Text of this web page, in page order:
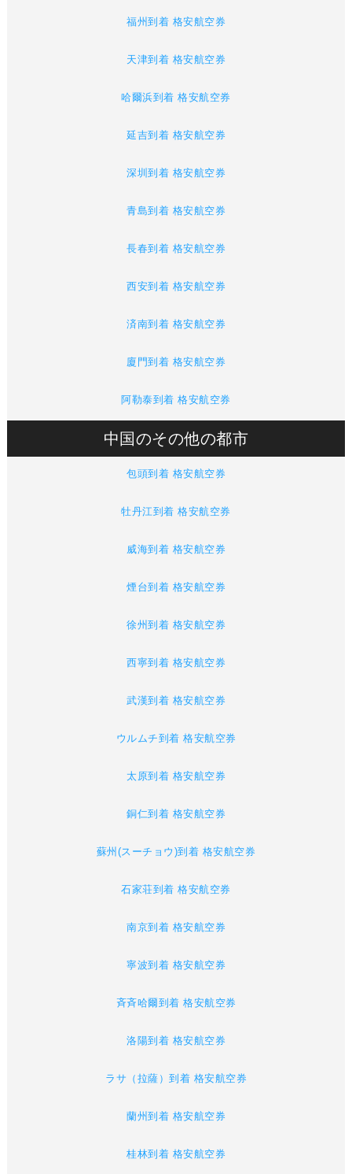
福州到着 格安航空券
天津到着 格安航空券
哈爾浜到着 格安航空券
延吉到着 格安航空券
深圳到着 格安航空券
青島到着 格安航空券
長春到着 格安航空券
西安到着 格安航空券
済南到着 格安航空券
廈門到着 格安航空券
阿勒泰到着 格安航空券
中国のその他の都市
包頭到着 格安航空券
牡丹江到着 格安航空券
威海到着 格安航空券
煙台到着 格安航空券
徐州到着 格安航空券
西寧到着 格安航空券
武漢到着 格安航空券
ウルムチ到着 格安航空券
太原到着 格安航空券
銅仁到着 格安航空券
蘇州(スーチョウ)到着 格安航空券
石家荘到着 格安航空券
南京到着 格安航空券
寧波到着 格安航空券
斉斉哈爾到着 格安航空券
洛陽到着 格安航空券
ラサ（拉薩）到着 格安航空券
蘭州到着 格安航空券
桂林到着 格安航空券